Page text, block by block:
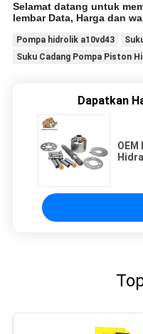
Selamat datang untuk
lembar Data, Harga dan
Pompa hidrolik a10vd43
Suku Cadang Pompa Piston
Dapatkan
OEM